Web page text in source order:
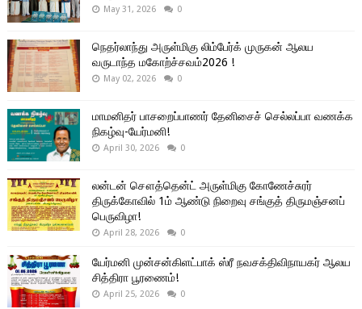
May 31, 2026 0
நெதர்லாந்து அருள்மிகு லிம்பேர்க் முருகன் ஆலய
வருடாந்த மகோற்ச்சவம்2026 !
May 02, 2026 0
மாமனிதர் பாசறைப்பாணர் தேனிசைச் செல்லப்பா வணக்க
நிகழ்வு-யேர்மனி!
April 30, 2026 0
லன்டன் சௌத்தென்ட் அருள்மிகு கோணேச்சுரர்
திருக்கோவில் 1ம் ஆண்டு நிறைவு சங்குத் திருமஞ்சனப்
பெருவிழா!
April 28, 2026 0
யேர்மனி முன்சன்கிளட்பாக் ஸ்ரீ நவசக்திவிநாயகர் ஆலய
சித்திரா பூரணைம்!
April 25, 2026 0